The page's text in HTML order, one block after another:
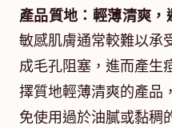
產品質地：輕薄清爽，
敏感肌膚通常較難以承
成毛孔阻塞，進而產生
擇質地輕薄清爽的產品
免使用過於油膩或黏稠